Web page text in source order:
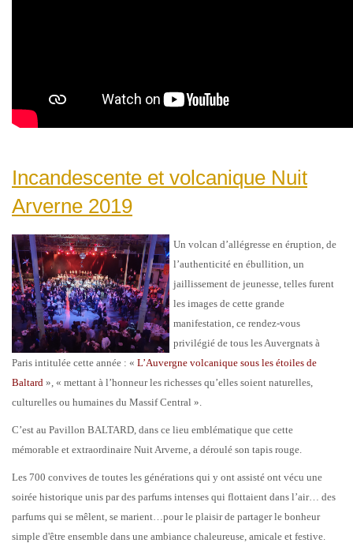
Incandescente et volcanique Nuit
Arverne 2019
Un volcan d’allégresse en éruption, de
l’authenticité en ébullition, un
jaillissement de jeunesse, telles furent
les images de cette grande
manifestation, ce rendez-vous
privilégié de tous les Auvergnats à
Paris intitulée cette année : « L’Auvergne volcanique sous les étoiles de
Baltard », « mettant à l’honneur les richesses qu’elles soient naturelles,
culturelles ou humaines du Massif Central ».
C’est au Pavillon BALTARD, dans ce lieu emblématique que cette
mémorable et extraordinaire Nuit Arverne, a déroulé son tapis rouge.
Les 700 convives de toutes les générations qui y ont assisté ont vécu une
soirée historique unis par des parfums intenses qui flottaient dans l’air… des
parfums qui se mêlent, se marient…pour le plaisir de partager le bonheur
simple d'être ensemble dans une ambiance chaleureuse, amicale et festive.